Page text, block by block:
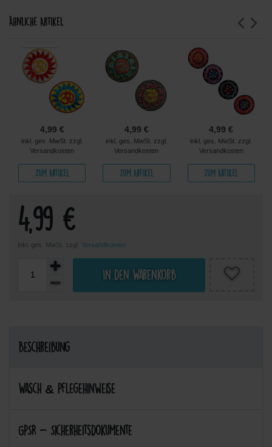
Ähnliche Artikel
4,99 €
inkl. ges. MwSt. zzgl.
Versandkosten
Zum Artikel
4,99 €
inkl. ges. MwSt. zzgl.
Versandkosten
Zum Artikel
4,99 €
inkl. ges. MwSt. zzgl.
Versandkosten
Zum Artikel
4,99 €
inkl. ges. MwSt. zzgl. Versandkosten
In den Warenkorb
Beschreibung
Wasch & Pflegehinweise
GPSR - Sicherheitsdokumente